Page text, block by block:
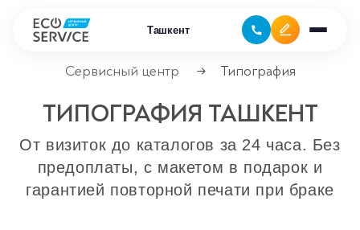
Ташкент
Ремонт бытовой техники
Ремонт климатической техники
Ремонт компьютерной техники
Сервисный центр → Типография
ТИПОГРАФИЯ ТАШКЕНТ
От визиток до каталогов за 24 часа. Без
предоплаты, с макетом в подарок и
гарантией повторной печати при браке